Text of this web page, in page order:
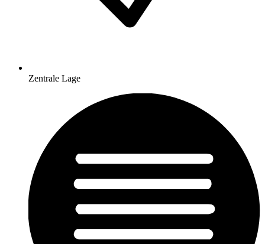
Zentrale Lage